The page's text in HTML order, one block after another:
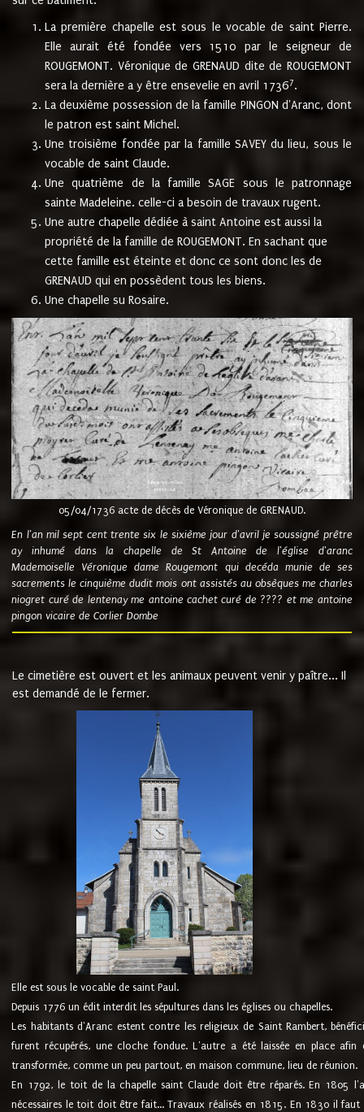
La première chapelle est sous le vocable de saint Pierre.
Elle aurait été fondée vers 1510 par le seigneur de
ROUGEMONT. Véronique de GRENAUD dite de ROUGEMONT
sera la dernière a y être ensevelie en avril 17367.
La deuxième possession de la famille PINGON d'Aranc, dont
le patron est saint Michel.
Une troisième fondée par la famille SAVEY du lieu, sous le
vocable de saint Claude.
Une quatrième de la famille SAGE sous le patronnage
sainte Madeleine. celle-ci a besoin de travaux rugent.
Une autre chapelle dédiée à saint Antoine est aussi la
propriété de la famille de ROUGEMONT. En sachant que
cette famille est éteinte et donc ce sont donc les de
GRENAUD qui en possèdent tous les biens.
Une chapelle su Rosaire.
05/04/1736 acte de décès de Véronique de GRENAUD.
En l'an mil sept cent trente six le sixième jour d'avril je soussigné prêtre
ay inhumé dans la chapelle de St Antoine de l'église d'aranc
Mademoiselle Véronique dame Rougemont qui decéda munie de ses
sacrements le cinquième dudit mois ont assistés au obsèques me charles
niogret curé de lentenay me antoine cachet curé de ???? et me antoine
pingon vicaire de Corlier Dombe
Le cimetière est ouvert et les animaux peuvent venir y paître... Il
est demandé de le fermer.
Elle est sous le vocable de saint Paul.
Depuis 1776 un édit interdit les sépultures dans les églises ou chapelles.
Les habitants d'Aranc estent contre les religieux de Saint Rambert,
furent récupérés, une cloche fondue. L'autre a été laissée en place
transformée, comme un peu partout, en maison commune, lieu de réunion.
En 1792, le toit de la chapelle saint Claude doit être réparés. En 1805
nécessaires le toit doit être fait... Travaux réalisés en 1815. En 1830 il